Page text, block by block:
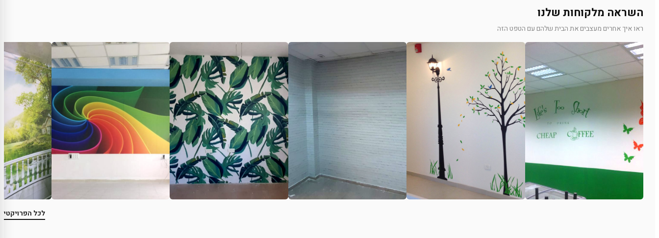
השראה מלקוחות שלנו
ראו איך אחרים מעצבים את הבית שלהם עם הטפט הזה
לכל